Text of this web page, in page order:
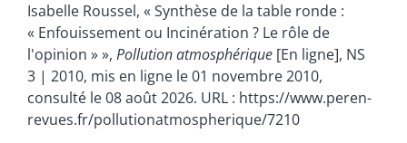
Isabelle Roussel, « Synthèse de la table ronde :
« Enfouissement ou Incinération ? Le rôle de
l'opinion » », Pollution atmosphérique [En ligne], NS
3 | 2010, mis en ligne le 01 novembre 2010,
consulté le 08 août 2026. URL : https://www.peren-
revues.fr/pollutionatmospherique/7210